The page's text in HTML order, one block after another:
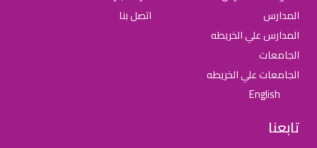
المدارس
المدارس علي الخريطه
الجامعات
الجامعات علي الخريطه
English
اتصل بنا
تابعنا